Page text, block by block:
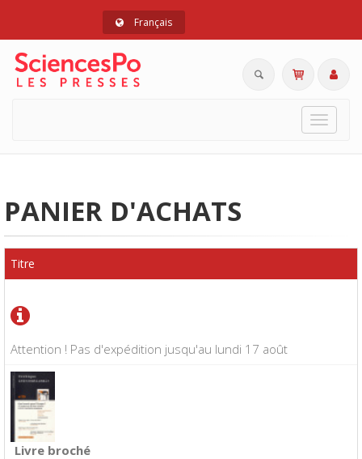
Français
Toggle
PANIER D'ACHATS
Attention ! Pas d'expédition jusqu'au lundi 17 août
Titre
Livre broché